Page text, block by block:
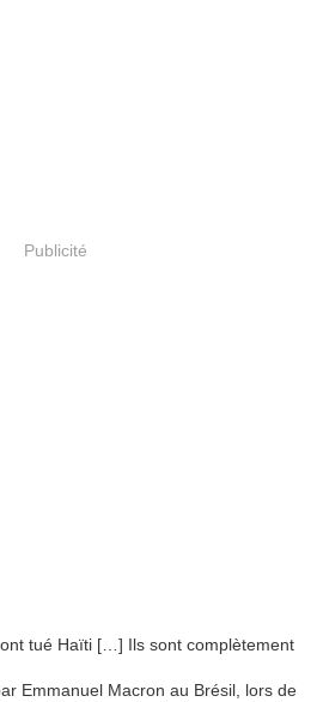
Publicité
tué Haïti […] Ils sont complètement
Emmanuel Macron au Brésil, lors de